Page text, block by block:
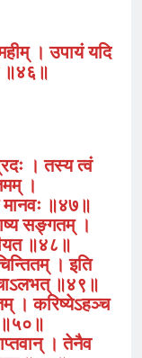
महीम् । उपायं यदि
॥४६॥
। तस्य त्वं
।
मानवः ॥४७॥
सङ्गतम् ।
॥४८॥
। इति
चाऽलभत् ॥४९॥
। करिष्येऽहञ्च
॥५०॥
। तेनैव